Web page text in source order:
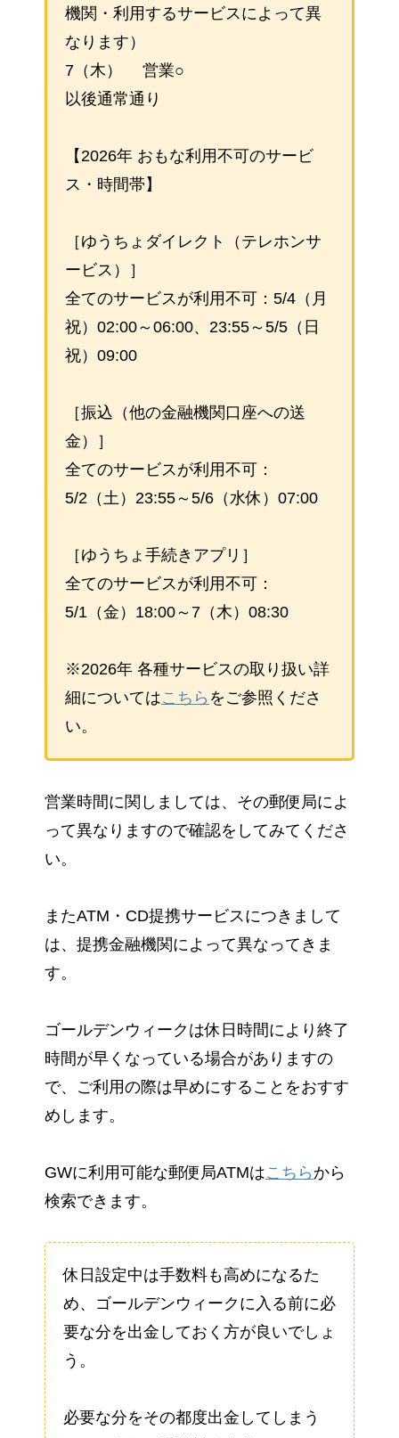
機関・利用するサービスによって異
なります）
7（木） 営業○
以後通常通り
【2026年 おもな利用不可のサービ
ス・時間帯】
［ゆうちょダイレクト（テレホンサ
ービス）］
全てのサービスが利用不可：5/4（月
祝）02:00～06:00、23:55～5/5（日
祝）09:00
［振込（他の金融機関口座への送
金）］
全てのサービスが利用不可：
5/2（土）23:55～5/6（水休）07:00
［ゆうちょ手続きアプリ］
全てのサービスが利用不可：
5/1（金）18:00～7（木）08:30
※2026年 各種サービスの取り扱い詳
細についてはこちら をご参照くださ
い。
営業時間に関しましては、その郵便局によ
って異なりますので確認をしてみてくださ
い。
またATM・CD提携サービスにつきまして
は、提携金融機関によって異なってきま
す。
ゴールデンウィークは休日時間により終了
時間が早くなっている場合がありますの
で、ご利用の際は早めにすることをおすす
めします。
GWに利用可能な郵便局ATMはこちらから
検索できます。
休日設定中は手数料も高めになるた
め、ゴールデンウィークに入る前に必
要な分を出金しておく方が良いでしょ
う。
必要な分をその都度出金してしまう